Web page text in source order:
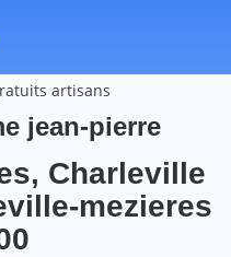
artisans
jean-pierre
Charleville
mezieres